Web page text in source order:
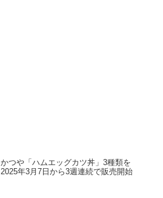
かつや「ハムエッグカツ丼」3種類を
2025年3月7日から3週連続で販売開始